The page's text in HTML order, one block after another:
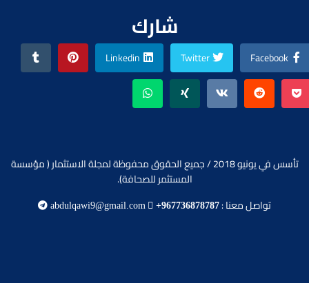
شارك
Facebook
Twitter
Linkedin
تأسس في يونيو 2018 / جميع الحقوق محفوظة لمجلة الاستثمار ( مؤسسة
المستثمر للصحافة).
تواصل معنا : +967736878787
abdulqawi9@gmail.com